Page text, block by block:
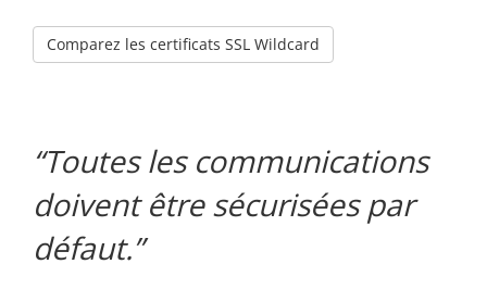
Comparez les certificats SSL Wildcard
Toutes les communications
doivent être sécurisées par
défaut.